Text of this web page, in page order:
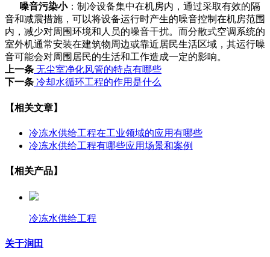
噪音污染小：制冷设备集中在机房内，通过采取有效的隔
音和减震措施，可以将设备运行时产生的噪音控制在机房范围
内，减少对周围环境和人员的噪音干扰。而分散式空调系统的
室外机通常安装在建筑物周边或靠近居民生活区域，其运行噪
音可能会对周围居民的生活和工作造成一定的影响。
上一条 无尘室净化风管的特点有哪些
下一条 冷却水循环工程的作用是什么
【相关文章】
冷冻水供给工程在工业领域的应用有哪些
冷冻水供给工程有哪些应用场景和案例
【相关产品】
冷冻水供给工程
关于润田